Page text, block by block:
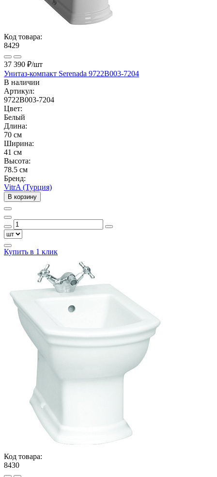
Код товара:
8429
37 390 ₽/шт
Унитаз-компакт Serenada 9722B003-7204
В наличии
Артикул:
9722B003-7204
Цвет:
Белый
Длина:
70 см
Ширина:
41 см
Высота:
78.5 см
Бренд:
VitrA (Турция)
В корзину
Купить в 1 клик
Код товара:
8430